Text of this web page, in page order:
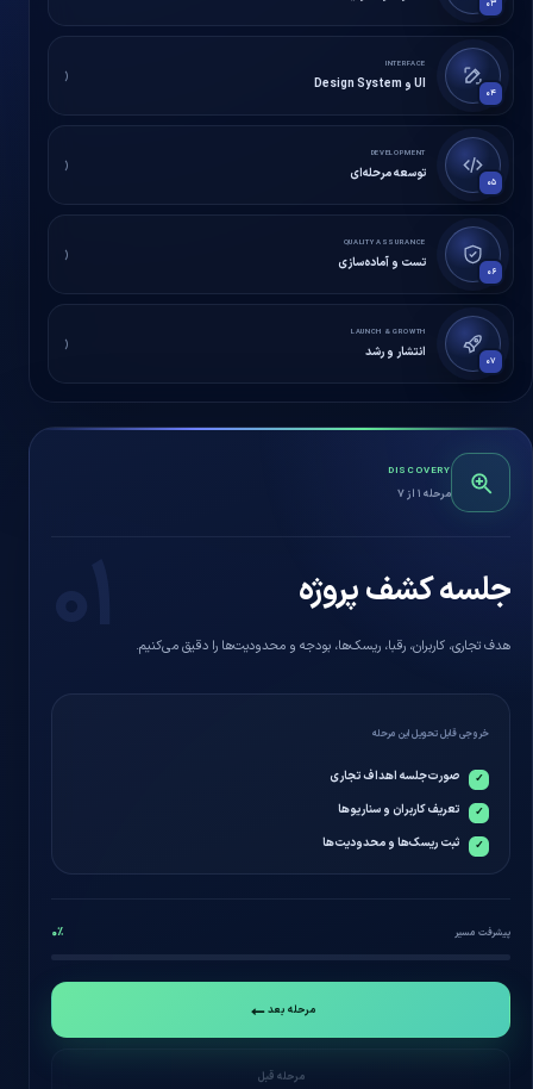
۰۳
۰۴
INTERFACE
UI و Design System
۰۵
DEVELOPMENT
توسعه مرحله‌ای
۰۶
QUALITY ASSURANCE
تست و آماده‌سازی
۰۷
LAUNCH & GROWTH
انتشار و رشد
DISCOVERY
مرحله ۱ از ۷
جلسه کشف پروژه
هدف تجاری، کاربران، رقبا، ریسک‌ها، بودجه و محدودیت‌ها را دقیق می‌کنیم.
خروجی قابل تحویل این مرحله
صورت‌جلسه اهداف تجاری
تعریف کاربران و سناریوها
ثبت ریسک‌ها و محدودیت‌ها
پیشرفت مسیر ۰٪
مرحله قبل
مرحله بعد←